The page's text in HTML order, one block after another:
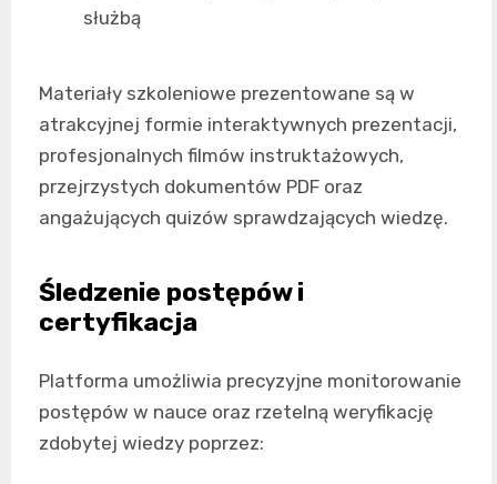
służbą
Materiały szkoleniowe prezentowane są w
atrakcyjnej formie interaktywnych prezentacji,
profesjonalnych filmów instruktażowych,
przejrzystych dokumentów PDF oraz
angażujących quizów sprawdzających wiedzę.
Śledzenie postępów i
certyfikacja
Platforma umożliwia precyzyjne monitorowanie
postępów w nauce oraz rzetelną weryfikację
zdobytej wiedzy poprzez: